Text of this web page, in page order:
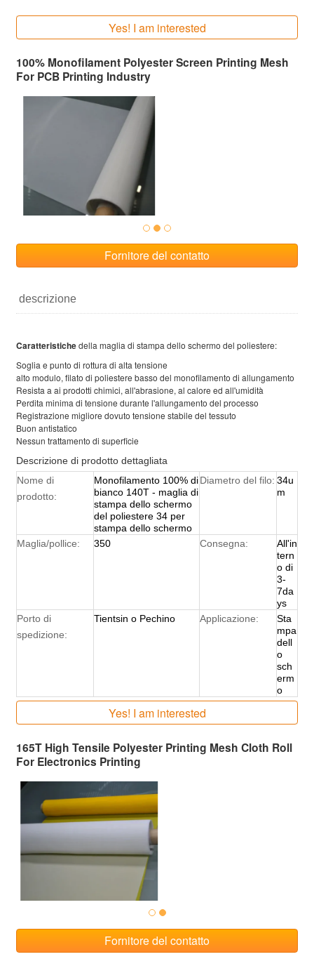
Yes! I am interested
100% Monofilament Polyester Screen Printing Mesh
For PCB Printing Industry
Fornitore del contatto
descrizione
Caratteristichedella maglia di stampa dello schermo del poliestere:
Soglia e punto di rottura di alta tensione
alto modulo, filato di poliestere basso del monofilamento di allungamento
Resista a ai prodotti chimici, all'abrasione, al calore ed all'umidità
Perdita minima di tensione durante l'allungamento del processo
Registrazione migliore dovuto tensione stabile del tessuto
Buon antistatico
Nessun trattamento di superficie
Descrizione di prodotto dettagliata
Nome di
prodotto:
Monofilamento 100% di
bianco 140T - maglia di
stampa dello schermo
del poliestere 34 per
stampa dello schermo
Diametro del filo: 34u
m
Maglia/pollice: 350 Consegna:
All'in
tern
o di
3-
7da
ys
Porto di
spedizione:
Tientsin o Pechino Applicazione:
Sta
mpa
dell
o
sch
erm
o
Yes! I am interested
165T High Tensile Polyester Printing Mesh Cloth Roll
For Electronics Printing
Fornitore del contatto